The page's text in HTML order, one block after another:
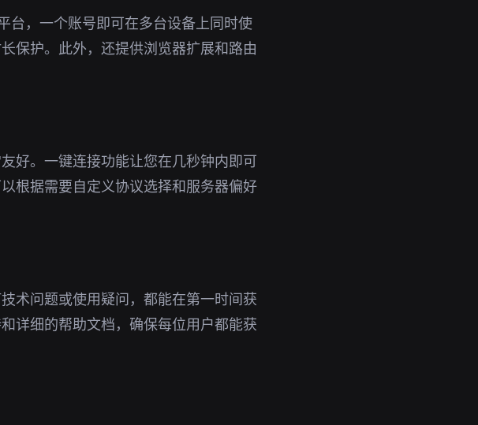
，一个账号即可在多台设备上同时使
保护。此外，还提供浏览器扩展和路由
好。一键连接功能让您在几秒钟内即可
根据需要自定义协议选择和服务器偏好
术问题或使用疑问，都能在第一时间获
详细的帮助文档，确保每位用户都能获